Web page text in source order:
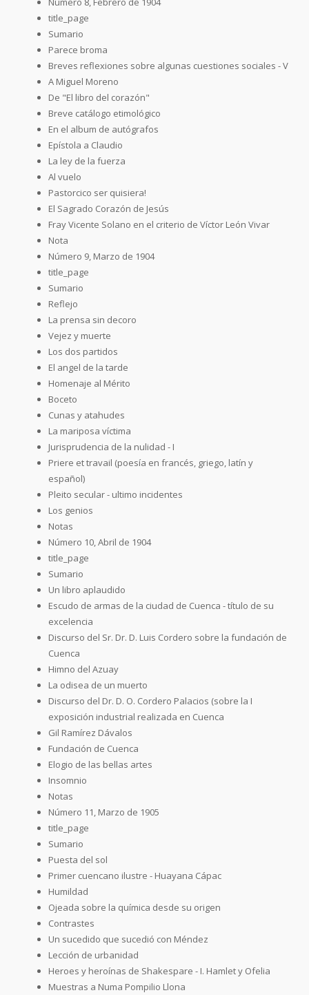
title_page
Sumario
Parece broma
Breves reflexiones sobre algunas cuestiones sociales - V
A Miguel Moreno
De "El libro del corazón"
Breve catálogo etimológico
En el album de autógrafos
Epístola a Claudio
La ley de la fuerza
Al vuelo
Pastorcico ser quisiera!
El Sagrado Corazón de Jesús
Fray Vicente Solano en el criterio de Víctor León Vivar
Nota
Número 9, Marzo de 1904
title_page
Sumario
Reflejo
La prensa sin decoro
Vejez y muerte
Los dos partidos
El angel de la tarde
Homenaje al Mérito
Boceto
Cunas y atahudes
La mariposa víctima
Jurisprudencia de la nulidad - I
Priere et travail (poesía en francés, griego, latín y
español)
Pleito secular - ultimo incidentes
Los genios
Notas
Número 10, Abril de 1904
title_page
Sumario
Un libro aplaudido
Escudo de armas de la ciudad de Cuenca - título de su
excelencia
Discurso del Sr. Dr. D. Luis Cordero sobre la fundación de
Cuenca
Himno del Azuay
La odisea de un muerto
Discurso del Dr. D. O. Cordero Palacios (sobre la I
exposición industrial realizada en Cuenca
Gil Ramírez Dávalos
Fundación de Cuenca
Elogio de las bellas artes
Insomnio
Notas
Número 11, Marzo de 1905
title_page
Sumario
Puesta del sol
Primer cuencano ilustre - Huayana Cápac
Humildad
Ojeada sobre la química desde su origen
Contrastes
Un sucedido que sucedió con Méndez
Lección de urbanidad
Heroes y heroínas de Shakespare - I. Hamlet y Ofelia
Muestras a Numa Pompilio Llona